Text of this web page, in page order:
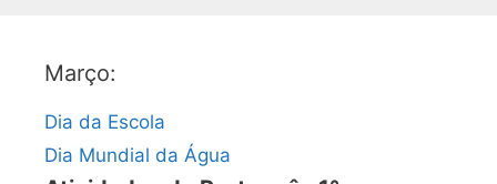
Março:
Dia da Escola
Dia Mundial da Água